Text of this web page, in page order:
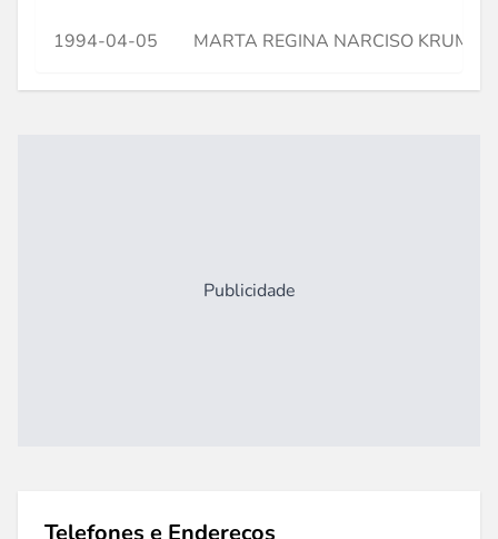
1994-04-05 MARTA REGINA NARCISO
Publicidade
Telefones e Endereços